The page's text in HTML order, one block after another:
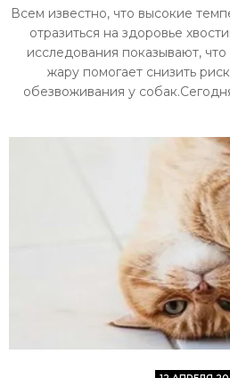
Всем известно, что высокие
отразиться на здоровье
исследования показывают,
жару помогает снизить
обезвоживания у